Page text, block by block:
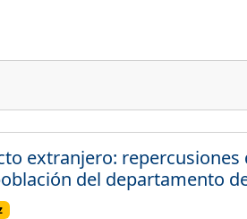
extranjero:
del departamento